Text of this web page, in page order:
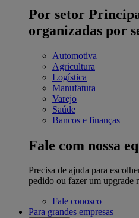
Por setor
organizadas por
Automotiva
Agricultura
Logística
Manufatura
Varejo
Saúde
Bancos e finanças
Fale com nossa
Precisa de ajuda para
pedido ou fazer um upgrade
Fale conosco
Para grandes empresas